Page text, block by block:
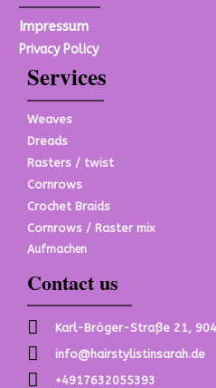
Impressum
Privacy Policy
Services
Weaves
Dreads
Rasters / twist
Cornrows
Crochet Braids
Cornrows / Raster mix
Aufmachen
Contact us
Karl-Bröger-Straße 21,
info@hairstylistinsarah.de
+4917632055393